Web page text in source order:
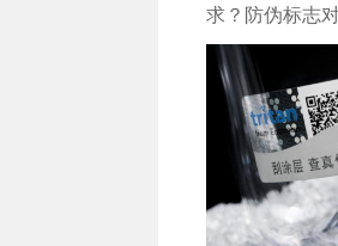
求？防伪标志